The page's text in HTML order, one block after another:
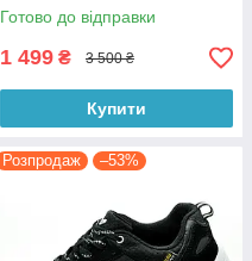
Готово до відправки
1 499 ₴ 3 500 ₴
Купити
Розпродаж –53%